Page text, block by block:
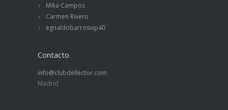
Mika Campos
Carmen Rivero
egnaldobarrosvip40
Contacto
info@clubdellector.com
Madrid